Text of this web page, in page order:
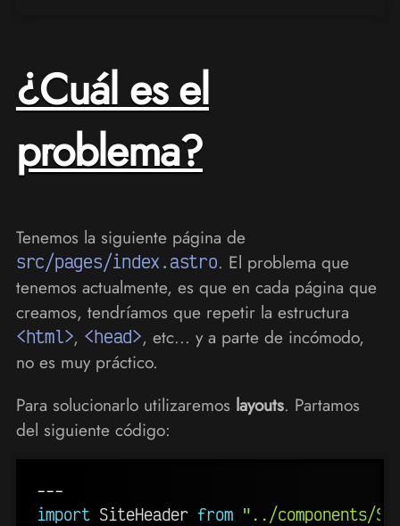
¿Cuál es el
problema?
Tenemos la siguiente página de
src/pages/index.astro. El problema que
tenemos actualmente, es que en cada página que
creamos, tendríamos que repetir la estructura
<html>, <head>, etc... y a parte de incómodo,
no es muy práctico.
Para solucionarlo utilizaremos layouts. Partamos
del siguiente código:
---
import SiteHeader from "../components/